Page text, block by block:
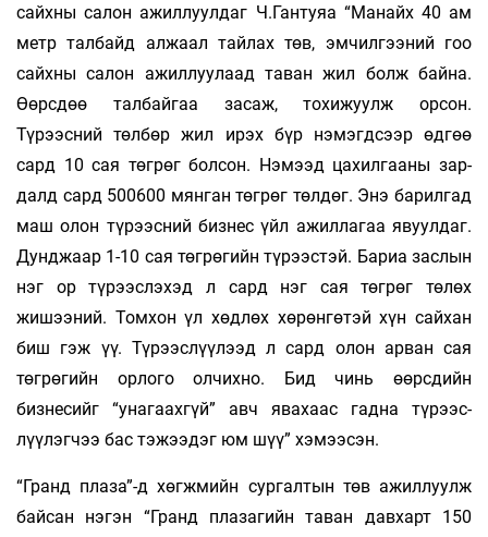
сайхны салон ажиллуулдаг Ч.Гантуяа “Манайх 40 ам
метр талбайд алжаал тай­лах төв, эм­чилгээний гоо
сайхны салон ажил­луулаад та­ван жил болж байна.
Өөрсдөө тал­байгаа засаж, тохижуулж орсон.
Түрээсний төлбөр жил ирэх бүр нэмэгдсээр өдгөө
сард 10 сая төгрөг бол­сон. Нэмээд цахилгааны зар­
далд сард 500600 мянган төгрөг төлдөг. Энэ барилгад
маш олон түрээсний биз­нес үйл ажиллагаа явуулдаг.
Дунд­жаар 1-10 сая төгрөгийн түрээстэй. Бариа заслын
нэг ор түрээслэхэд л сард нэг сая төгрөг төлөх
жишээний. Томхон үл хөдлөх хөрөнгөтэй хүн сайхан
биш гэж үү. Түрээслүүлээд л сард олон ар­ван сая
төгрөгийн орлого олчихно. Бид чи­нь өөрс­дийн
бизнесийг “унагаахгүй” авч явахаас гадна тү­рээс­
лүүлэгчээ бас тэжээдэг юм шүү” хэмээсэн.
“Гранд плаза”-д хөгжмийн сургалтын төв ажил­луулж
байсан нэгэн “Гранд плазагийн таван давхарт 150